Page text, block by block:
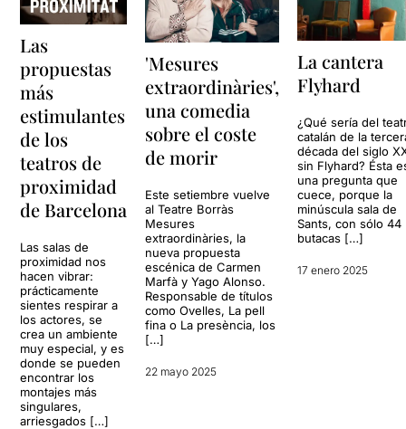
Las
propuestas
más
estimulantes
de los
teatros de
proximidad
de Barcelona
Las salas de
proximidad nos
hacen vibrar:
prácticamente
sientes respirar a
los actores, se
crea un ambiente
muy especial, y es
donde se pueden
encontrar los
montajes más
singulares,
arriesgados […]
'Mesures
extraordinàries',
una comedia
sobre el coste
de morir
Este setiembre vuelve
al Teatre Borràs
Mesures
extraordinàries, la
nueva propuesta
escénica de Carmen
Marfà y Yago Alonso.
Responsable de títulos
como Ovelles, La pell
fina o La presència, los
[…]
22 mayo 2025
La cantera
Flyhard
¿Qué sería del
catalán de la
década del siglo
sin Flyhard? Ésta
una pregunta que
cuece, porque la
minúscula sala de
Sants, con sólo 44
butacas […]
17 enero 2025